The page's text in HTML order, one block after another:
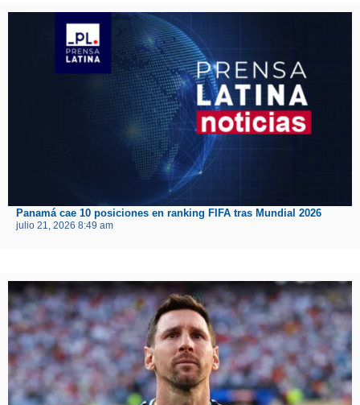
Panamá cae 10 posiciones en ranking FIFA tras Mundial 2026
julio 21, 2026 8:49 am